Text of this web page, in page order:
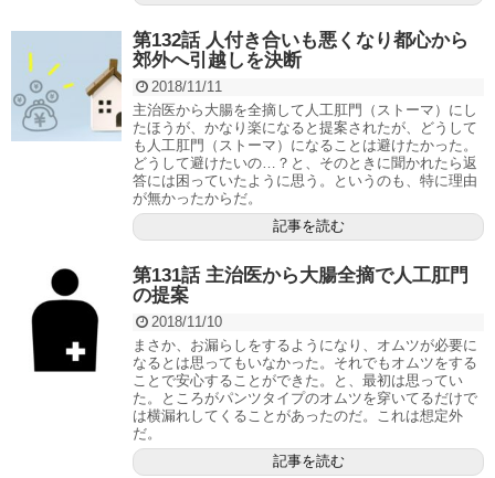
第132話 人付き合いも悪くなり都心から
郊外へ引越しを決断
2018/11/11
主治医から大腸を全摘して人工肛門（ストーマ）にし
たほうが、かなり楽になると提案されたが、どうして
も人工肛門（ストーマ）になることは避けたかった。
どうして避けたいの…？と、そのときに聞かれたら返
答には困っていたように思う。というのも、特に理由
が無かったからだ。
記事を読む
第131話 主治医から大腸全摘で人工肛門
の提案
2018/11/10
まさか、お漏らしをするようになり、オムツが必要に
なるとは思ってもいなかった。それでもオムツをする
ことで安心することができた。と、最初は思ってい
た。ところがパンツタイプのオムツを穿いてるだけで
は横漏れしてくることがあったのだ。これは想定外
だ。
記事を読む